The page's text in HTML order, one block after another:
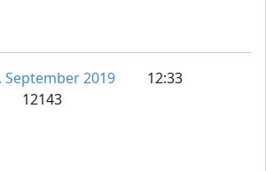
September 2019
12:33
12143